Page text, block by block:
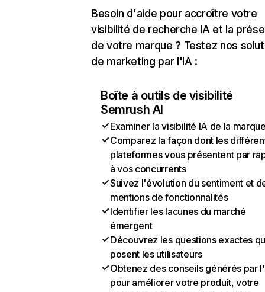
Besoin d'aide pour accroître votre
visibilité de recherche IA et la
de votre marque ? Testez nos
de marketing par l'IA :
Boîte à outils de visibilité
Semrush AI
Examiner la visibilité IA de la
Comparez la façon dont les
plateformes vous présentent par
à vos concurrents
Suivez l'évolution du sentiment et
mentions de fonctionnalités
Identifier les lacunes du marché
émergent
Découvrez les questions exactes
posent les utilisateurs
Obtenez des conseils générés par
pour améliorer votre produit, votre